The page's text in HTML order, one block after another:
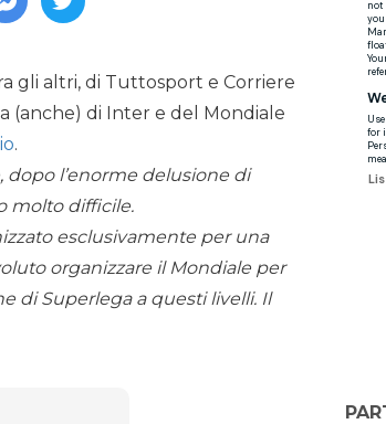
gli altri, di Tuttosport e Corriere
(anche) di Inter e del Mondiale
.
dopo l’enorme delusione di
molto difficile.
esclusivamente per una
organizzare il Mondiale per
di Superlega a questi livelli. Il